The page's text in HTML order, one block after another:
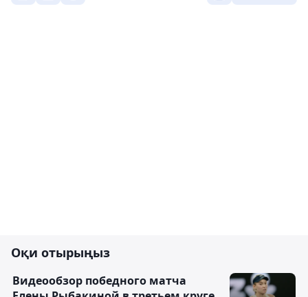
Оқи отырыңыз
Видеообзор победного матча